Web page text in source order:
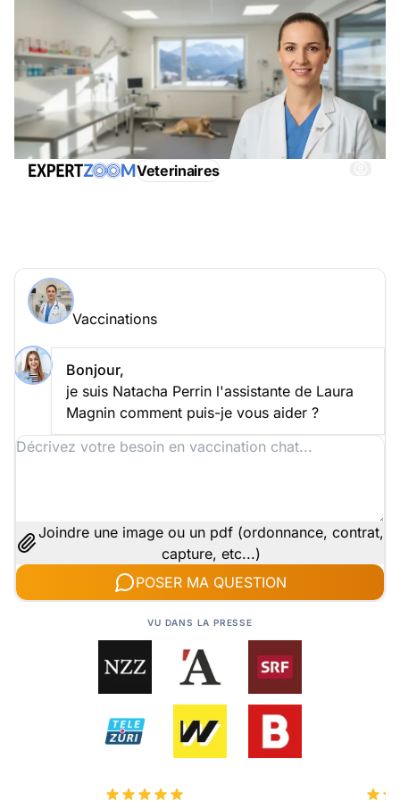
Veterinaires
Posez votre question à Laura Magnin
Vaccinations
Bonjour,
je suis Natacha Perrin l'assistante de Laura
Magnin comment puis-je vous aider ?
Joindre une image ou un pdf (ordonnance, contrat,
capture, etc...)
POSER MA QUESTION
VU DANS LA PRESSE